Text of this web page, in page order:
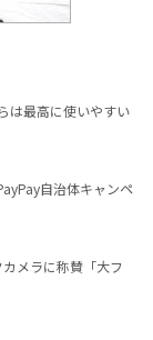
は最高に使いやすい
自治体キャンペ
メラに称賛「大フ